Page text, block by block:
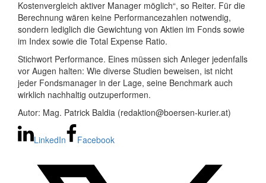
Kostenvergleich aktiver Manager möglich“, so Reiter. Für die
Berechnung wären keine Performancezahlen notwendig,
sondern lediglich die Gewichtung von Aktien im Fonds sowie
im Index sowie die Total Expense Ratio.
Stichwort Performance. Eines müssen sich Anleger jedenfalls
vor Augen halten: Wie diverse Studien beweisen, ist nicht
jeder Fondsmanager in der Lage, seine Benchmark auch
wirklich nachhaltig outzuperformen.
Autor: Mag. Patrick Baldia (redaktion@boersen-kurier.at)
LinkedIn Facebook